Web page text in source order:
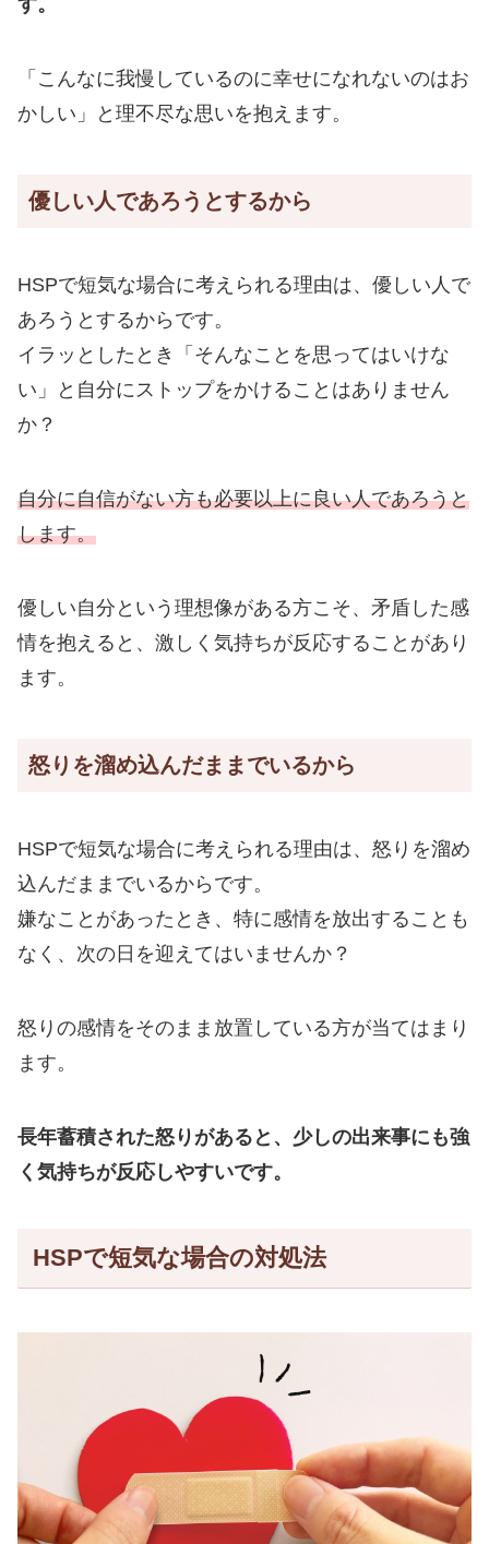
「こんなに我慢しているのに幸せになれないのはお
かしい」と理不尽な思いを抱えます。
優しい人であろうとするから
HSPで短気な場合に考えられる理由は、優しい人で
あろうとするからです。
イラッとしたとき「そんなことを思ってはいけな
い」と自分にストップをかけることはありません
か？
自分に自信がない方も必要以上に良い人であろうと
します。
優しい自分という理想像がある方こそ、矛盾した感
情を抱えると、激しく気持ちが反応することがあり
ます。
怒りを溜め込んだままでいるから
HSPで短気な場合に考えられる理由は、怒りを溜め
込んだままでいるからです。
嫌なことがあったとき、特に感情を放出することも
なく、次の日を迎えてはいませんか？
怒りの感情をそのまま放置している方が当てはまり
ます。
長年蓄積された怒りがあると、少しの出来事にも強
く気持ちが反応しやすいです。
HSPで短気な場合の対処法